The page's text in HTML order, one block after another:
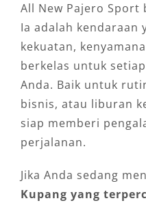
All New Pajero Sport
Ia adalah kendaraan
kekuatan,
berkelas untuk
Anda. Baik untuk
bisnis, atau liburan
siap memberi
perjalanan.
Jika Anda sedang
Kupang yang